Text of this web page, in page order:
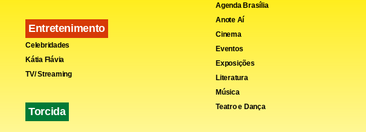
Entretenimento
Celebridades
Kátia Flávia
TV/ Streaming
Torcida
Agenda Brasília
Anote Aí
Cinema
Eventos
Exposições
Literatura
Música
Teatro e Dança